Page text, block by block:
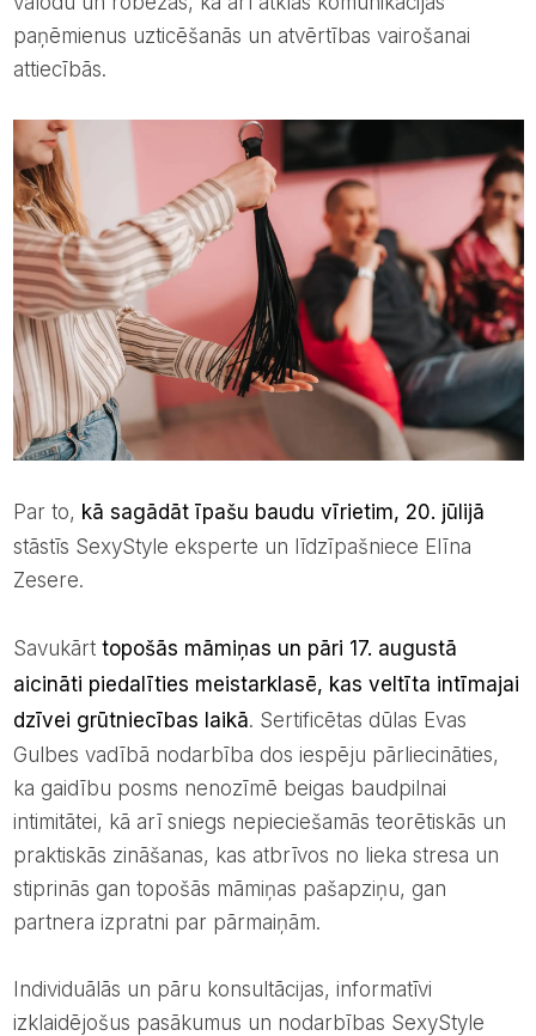
paņēmienus uzticēšanās un atvērtības vairošanai
attiecībās.
Par to, kā sagādāt īpašu baudu vīrietim, 20. jūlijā
stāstīs SexyStyle eksperte un līdzīpašniece Elīna
Zesere.
Savukārttopošās māmiņas un pāri 17. augustā
aicināti piedalīties meistarklasē, kas veltīta intīmajai
dzīvei grūtniecības laikā. Sertificētas dūlas Evas
Gulbes vadībā nodarbība dos iespēju pārliecināties,
ka gaidību posms nenozīmē beigas baudpilnai
intimitātei, kā arī sniegs nepieciešamās teorētiskās un
praktiskās zināšanas, kas atbrīvos no lieka stresa un
stiprinās gan topošās māmiņas pašapziņu, gan
partnera izpratni par pārmaiņām.
Individuālās un pāru konsultācijas, informatīvi
izklaidējošus pasākumus un nodarbības SexyStyle